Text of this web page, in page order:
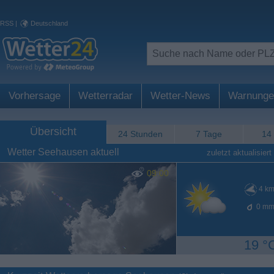
RSS | Deutschland
Vorhersage Wetterradar Wetter-News
Übersicht 24 Stunden 7 Tage 14
Wetter Seehausen aktuell zuletzt aktualisiert
09:00
4
0
19